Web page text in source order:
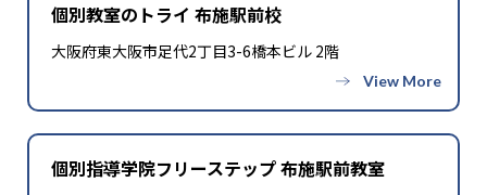
個別教室のトライ 布施駅前校
大阪府東大阪市足代2丁目3-6橋本ビル 2階
個別指導学院フリーステップ 布施駅前教室